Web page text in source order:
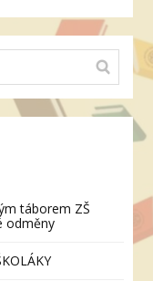
táborem ZŠ
odměny